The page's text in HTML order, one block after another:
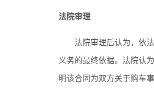
法院审理
法院审理后认为，依法
义务的最终依据。法院认
明该合同为双方关于购车